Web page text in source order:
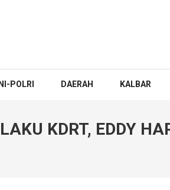
POLRI DAERAH KALBAR
KDRT, EDDY